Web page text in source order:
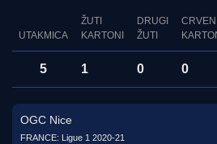
UTAKMICA
ŽUTI
KARTONI
DRUGI
ŽUTI
CRVENI
5 1 0 0
OGC Nice
FRANCE: Ligue 1 2020-21